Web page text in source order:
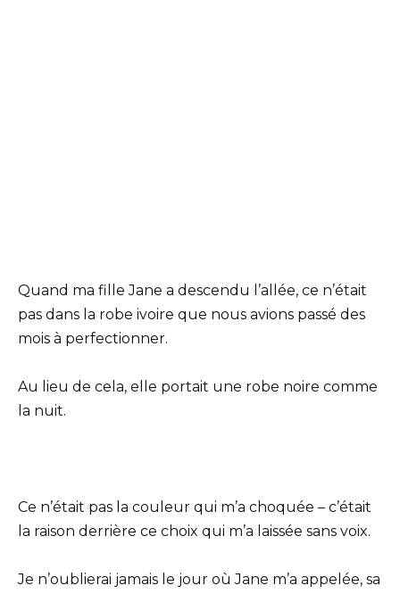
Quand ma fille Jane a descendu l’allée, ce n’était
pas dans la robe ivoire que nous avions passé des
mois à perfectionner.
Au lieu de cela, elle portait une robe noire comme
la nuit.
Ce n’était pas la couleur qui m’a choquée – c’était
la raison derrière ce choix qui m’a laissée sans voix.
Je n’oublierai jamais le jour où Jane m’a appelée, sa